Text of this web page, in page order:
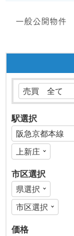
一般公開物件
駅選択
市区選択
価格